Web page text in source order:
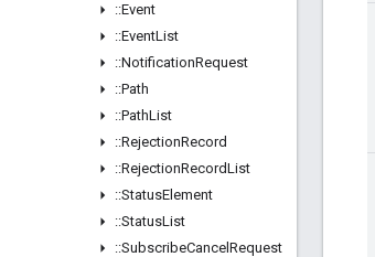
::Event
::EventList
::NotificationRequest
::Path
::PathList
::RejectionRecord
::RejectionRecordList
::StatusElement
::StatusList
::SubscribeCancel Request